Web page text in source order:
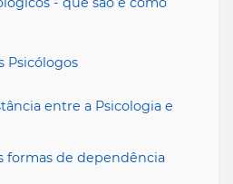
Psicólogos
entre a Psicologia e
formas de dependência